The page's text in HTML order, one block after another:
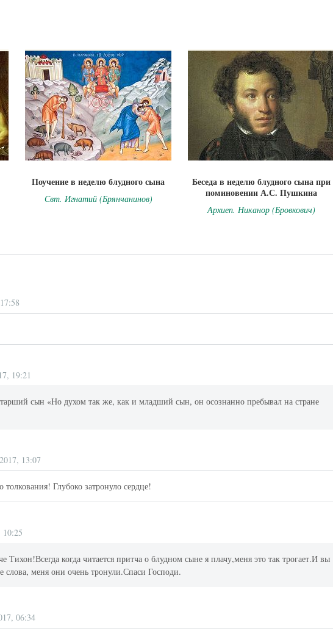
Поучение в неделю блудного сына
Свт. Игнатий (Брянчанинов)
Беседа в неделю блудного сына при
поминовении А.С. Пушкина
Архиеп. Никанор (Бровкович)
19:21
сын «Но духом так же, как и младший сын, он осознанно пребывал на стране
13:07
толкования! Глубоко затронуло сердце!
10:25
Тихон!Всегда когда читается притча о блудном сыне я плачу,меня это так трогает.И вы
слова, меня они очень тронули.Спаси Господи.
06:34